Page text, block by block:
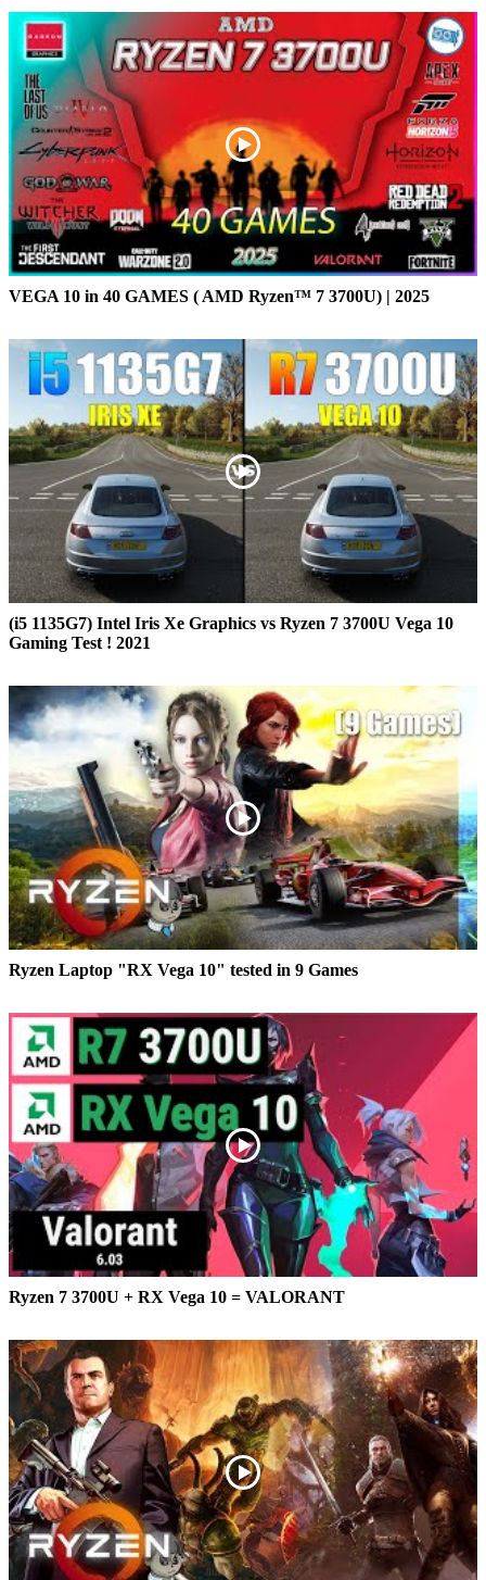
VEGA 10 in 40 GAMES ( AMD Ryzen™ 7 3700U) | 2025
(i5 1135G7) Intel Iris Xe Graphics vs Ryzen 7 3700U Vega 10
Gaming Test ! 2021
Ryzen Laptop "RX Vega 10" tested in 9 Games
Ryzen 7 3700U + RX Vega 10 = VALORANT